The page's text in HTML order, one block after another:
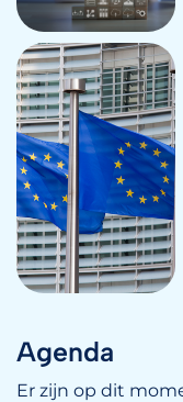
Agenda
Er zijn op dit